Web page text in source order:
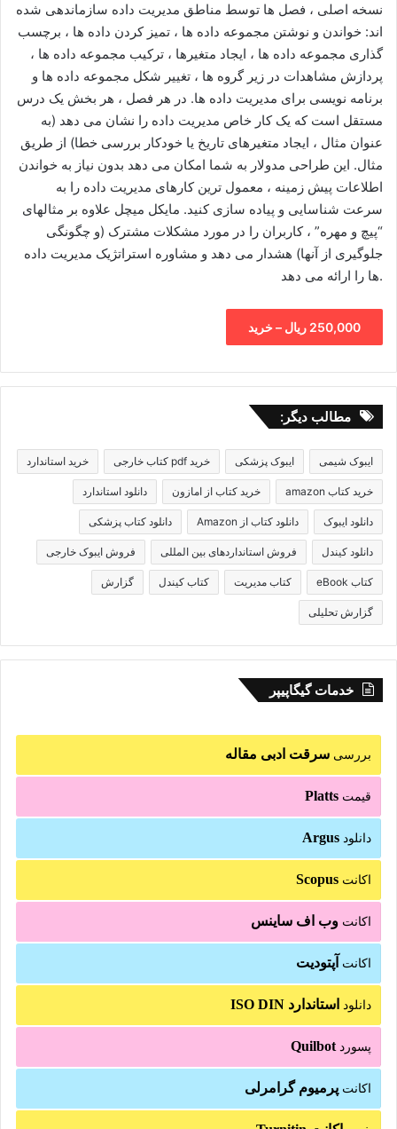
نسخه اصلی ، فصل ها توسط مناطق مدیریت داده سازماندهی شده
اند: خواندن و نوشتن مجموعه داده ها ، تمیز کردن داده ها ، برچسب
گذاری مجموعه داده ها ، ایجاد متغیرها ، ترکیب مجموعه داده ها ،
پردازش مشاهدات در زیر گروه ها ، تغییر شکل مجموعه داده ها و
برنامه نویسی برای مدیریت داده ها. در هر فصل ، هر بخش یک درس
مستقل است که یک کار خاص مدیریت داده را نشان می دهد (به
عنوان مثال ، ایجاد متغیرهای تاریخ یا خودکار بررسی خطا) از طریق
مثال. این طراحی مدولار به شما امکان می دهد بدون نیاز به خواندن
اطلاعات پیش زمینه ، معمول ترین کارهای مدیریت داده را به
سرعت شناسایی و پیاده سازی کنید. مایکل میچل علاوه بر مثالهای
“پیچ و مهره” ، کاربران را در مورد مشکلات مشترک (و چگونگی
جلوگیری از آنها) هشدار می دهد و مشاوره استراتژیک مدیریت داده
ها را ارائه می دهد.
250,000 ریال – خرید
مطالب دیگر:
ایبوک شیمی ایبوک پزشکی خرید pdf کتاب خارجی خرید استاندارد
خرید کتاب amazon خرید کتاب از امازون دانلود استاندارد
دانلود ایبوک دانلود کتاب از Amazon دانلود کتاب پزشکی
دانلود کیندل فروش استانداردهای بین المللی فروش ایبوک خارجی
کتاب eBook کتاب مدیریت کتاب کیندل گزارش
گزارش تحلیلی
خدمات گیگاپیپر
بررسی سرقت ادبی مقاله
قیمت Platts
دانلود Argus
اکانت Scopus
اکانت وب اف ساینس
اکانت آپتودیت
دانلود استاندارد ISO DIN
پسوردQuilbot
اکانت پرمیوم گرامرلی